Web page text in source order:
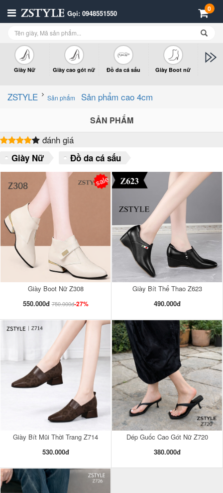
Gọi: 0948551550 0
Giày Nữ Giày cao gót nữ Đồ da cá sấu Giày Boot nữ
ZSTYLE Sản phẩm Sản phẩm cao 4cm
SẢN PHẨM
đánh giá
Giày Nữ Đồ da cá sấu
Giày Boot Nữ Z308
550.000đ 750.000đ-27%
sale
Giày Bít Thể Thao Z623
490.000đ
Giày Bít Mũi Thời Trang Z714
530.000đ
Dép Guốc Cao Gót Nữ Z720
380.000đ